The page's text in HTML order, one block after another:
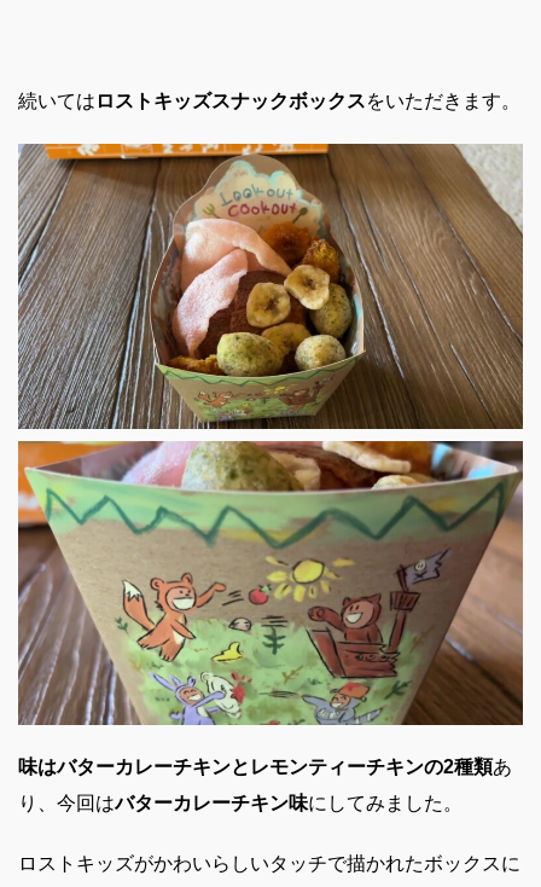
続いては ロストキッズスナックボックスをいただきます。
味はバターカレーチキンとレモンティーチキンの2種類あ
り、今回はバターカレーチキン味にしてみました。
ロストキッズがかわいらしいタッチで描かれたボックスに